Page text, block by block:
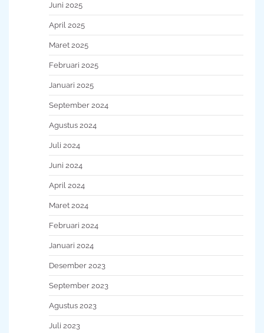
Juni 2025
April 2025
Maret 2025
Februari 2025
Januari 2025
September 2024
Agustus 2024
Juli 2024
Juni 2024
April 2024
Maret 2024
Februari 2024
Januari 2024
Desember 2023
September 2023
Agustus 2023
Juli 2023